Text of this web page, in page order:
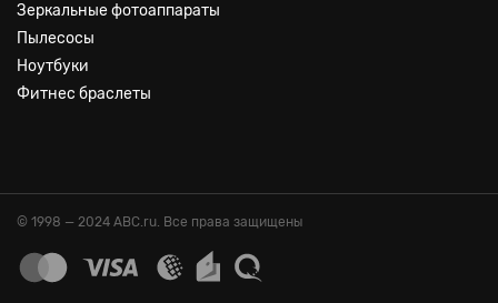
Зеркальные фотоаппараты
Пылесосы
Ноутбуки
Фитнес браслеты
© 1998 — 2024 ABC.ru. Все права защищены